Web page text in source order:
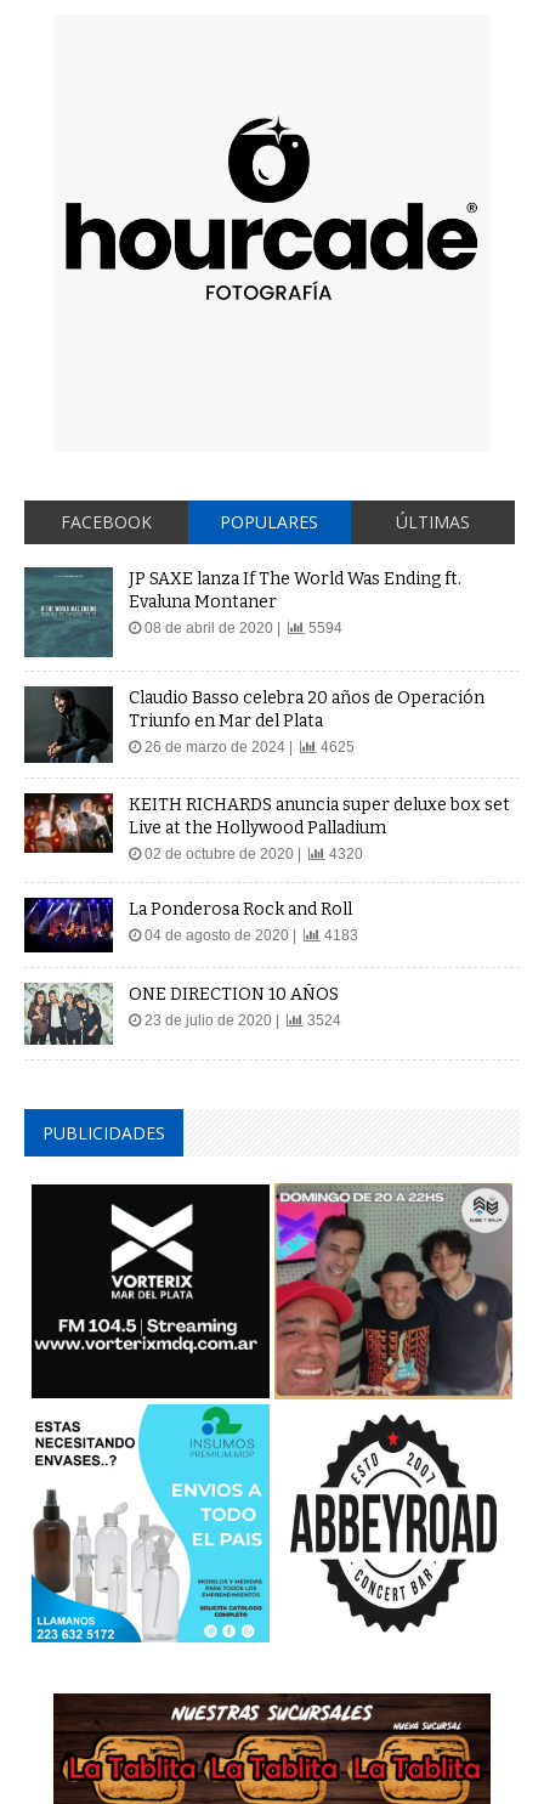
FACEBOOK POPULARES ÚLTIMAS
JP SAXE lanza If The World Was Ending ft.
Evaluna Montaner
08 de abril de 2020 | 5594
Claudio Basso celebra 20 años de Operación
Triunfo en Mar del Plata
26 de marzo de 2024 | 4625
KEITH RICHARDS anuncia super deluxe box set
Live at the Hollywood Palladium
02 de octubre de 2020 | 4320
La Ponderosa Rock and Roll
04 de agosto de 2020 | 4183
ONE DIRECTION 10 AÑOS
23 de julio de 2020 | 3524
PUBLICIDADES